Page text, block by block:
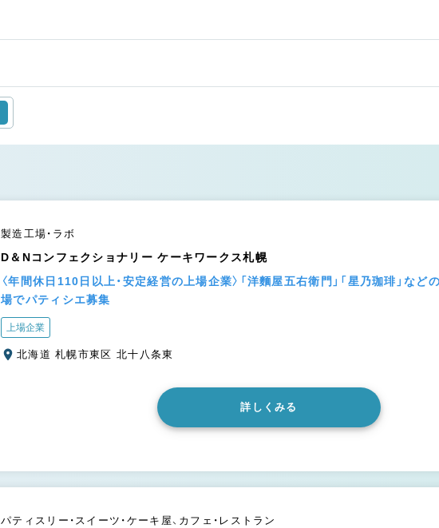
製造工場・ラボ
D＆Nコンフェクショナリー ケーキワークス札幌
〈年間休日110日以上・安定経営の上場企業〉「洋麵屋五右衛門」「星乃珈琲」など
場でパティシエ募集
上場企業
北海道 札幌市東区 北十八条東
詳しくみる
パティスリー・スイーツ・ケーキ屋、カフェ・レストラン